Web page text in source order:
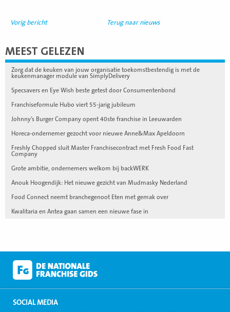
Vorig bericht Terug naar nieuws
MEEST GELEZEN
Zorg dat de keuken van jouw organisatie toekomstbestendig is met de
keukenmanager module van SimplyDelivery
Specsavers en Eye Wish beste getest door Consumentenbond
Franchiseformule Hubo viert 55-jarig jubileum
Johnny’s Burger Company opent 40ste franchise in Leeuwarden
Horeca-ondernemer gezocht voor nieuwe Anne&Max Apeldoorn
Freshly Chopped sluit Master Franchisecontract met Fresh Food Fast
Company
Grote ambitie, ondernemers welkom bij backWERK
Anouk Hoogendijk: Het nieuwe gezicht van Mudmasky Nederland
Food Connect neemt branchegenoot Eten met gemak over
Kwalitaria en Antea gaan samen een nieuwe fase in
SOCIAL MEDIA